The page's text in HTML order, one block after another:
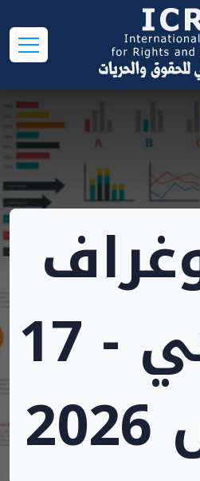
اليومي - 17